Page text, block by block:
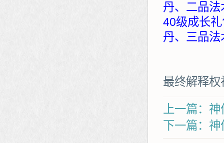
丹、二品法
40级成长
丹、三品法
最终解释
上一篇：
下一篇：